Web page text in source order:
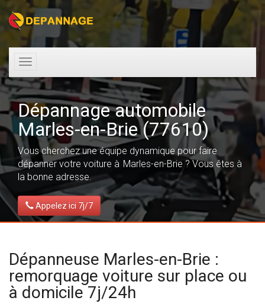
Toggle
navigation
Dépannage automobile
Marles-en-Brie (77610)
Vous cherchez une équipe dynamique pour faire
dépanner votre voiture à Marles-en-Brie ? Vous êtes à
la bonne adresse.
Appelez ici 7j/7
Dépanneuse Marles-en-Brie :
remorquage voiture sur place ou
à domicile 7j/24h